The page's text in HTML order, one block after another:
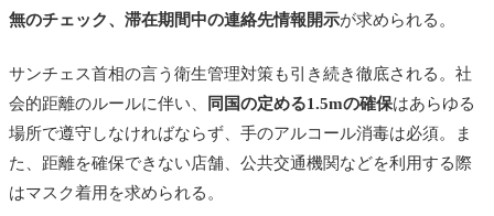
無のチェック、滞在期間中の連絡先情報開示が求められる。
サンチェス首相の言う衛生管理対策も引き続き徹底される。社
会的距離のルールに伴い、
同国の定める1.5mの確保はあらゆる
場所で遵守しなければならず、手のアルコール消毒は必須。ま
た、距離を確保できない店舗、公共交通機関などを利用する際
はマスク着用を求められる。